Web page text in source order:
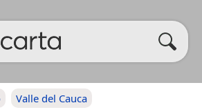
Valle del Cauca